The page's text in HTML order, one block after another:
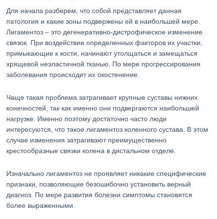
Для начала разберем, что собой представляет данная
патология и какие зоны подвержены ей в наибольшей мере.
Лигаментоз – это дегенеративно-дистрофическое изменение
связок. При воздействии определенных факторов их участки,
примыкающие к кости, начинают утолщаться и замещаться
хрящевой неэластичной тканью. По мере прогрессирования
заболевания происходит их окостенение.
Чаще такая проблема затрагивает крупные суставы нижних
конечностей, так как именно они подвергаются наибольшей
нагрузке. Именно поэтому достаточно часто люди
интересуются, что такое лигаментоз коленного сустава. В этом
случае изменения затрагивают преимущественно
крестообразные связки колена в дистальном отделе.
Изначально лигаментоз не проявляет никакие специфические
признаки, позволяющие безошибочно установить верный
диагноз. По мере развития болезни симптомы становятся
более выраженными.